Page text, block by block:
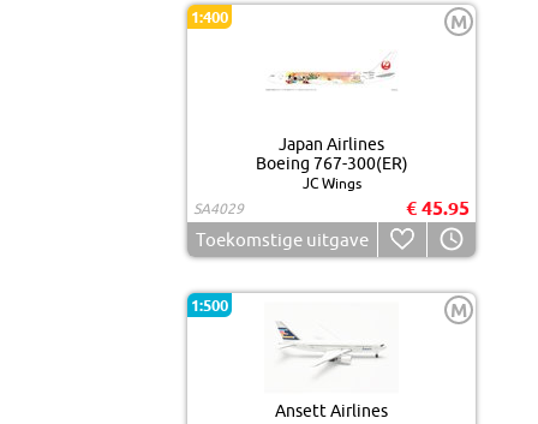
1:400 M
Japan Airlines
Boeing 767-300(ER)
JC Wings
SA4029
€ 45.95
Toekomstige uitgave
1:500 M
Ansett Airlines